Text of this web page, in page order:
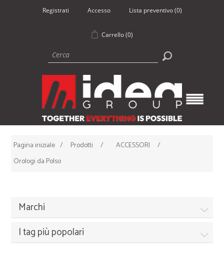
Registrati Accesso Lista preventivo (0)
Carrello (0)
Pagina iniziale / Prodotti / ACCESSORI
/
Orologi da Polso
Marchi
I tag più popolari